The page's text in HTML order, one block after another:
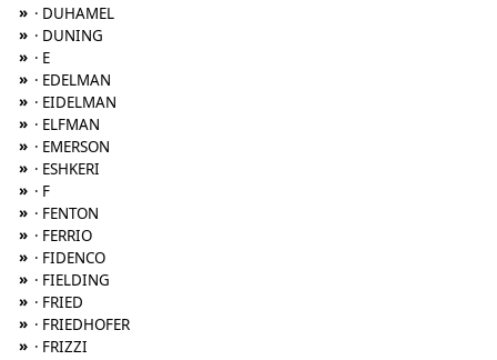
» · DUHAMEL
» · DUNING
» · E
» · EDELMAN
» · EIDELMAN
» · ELFMAN
» · EMERSON
» · ESHKERI
» · F
» · FENTON
» · FERRIO
» · FIDENCO
» · FIELDING
» · FRIED
» · FRIEDHOFER
» · FRIZZI